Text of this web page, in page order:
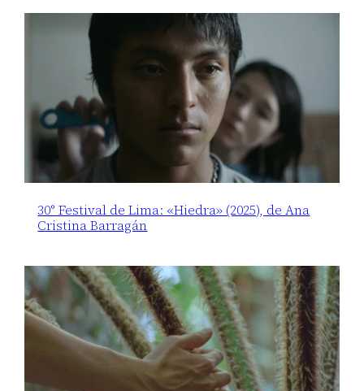
30° Festival de Lima: «Hiedra» (2025), de Ana
Cristina Barragán